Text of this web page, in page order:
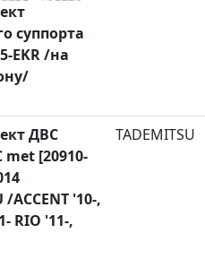
суппорта
EKR /на
ДВС
met [20910-
/ACCENT '10-,
RIO '11-,
TADEMITSU